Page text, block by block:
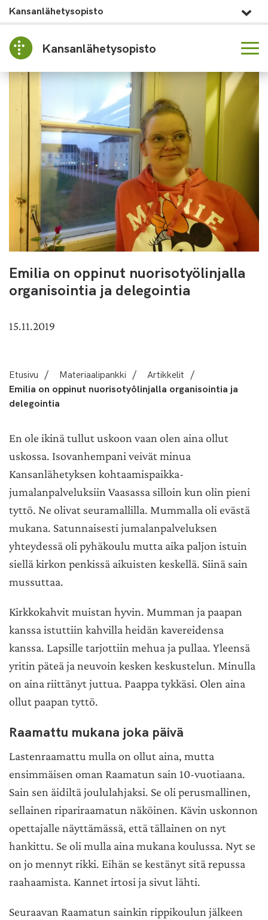
Kansanlähetysopisto
Kansanlähetysopisto
Emilia on oppinut nuorisotyölinjalla
organisointia ja delegointia
15.11.2019
Etusivu / Materiaalipankki / Artikkelit /
Emilia on oppinut nuorisotyölinjalla organisointia ja
delegointia
En ole ikinä tullut uskoon vaan olen aina ollut
uskossa. Isovanhempani veivät minua
Kansanlähetyksen kohtaamispaikka-
jumalanpalveluksiin Vaasassa silloin kun olin pieni
tyttö. Ne olivat seuramallilla. Mummalla oli evästä
mukana. Satunnaisesti jumalanpalveluksen
yhteydessä oli pyhäkoulu mutta aika paljon istuin
siellä kirkon penkissä aikuisten keskellä. Siinä sain
mussuttaa.
Kirkkokahvit muistan hyvin. Mumman ja paapan
kanssa istuttiin kahvilla heidän kavereidensa
kanssa. Lapsille tarjottiin mehua ja pullaa. Yleensä
yritin päteä ja neuvoin kesken keskustelun. Minulla
on aina riittänyt juttua. Paappa tykkäsi. Olen aina
ollut paapan tyttö.
Raamattu mukana joka päivä
Lastenraamattu mulla on ollut aina, mutta
ensimmäisen oman Raamatun sain 10-vuotiaana.
Sain sen äidiltä joululahjaksi. Se oli perusmallinen,
sellainen ripariraamatun näköinen. Kävin uskonnon
opettajalle näyttämässä, että tällainen on nyt
hankittu. Se oli mulla aina mukana koulussa. Nyt se
on jo mennyt rikki. Eihän se kestänyt sitä repussa
raahaamista. Kannet irtosi ja sivut lähti.
Seuraavan Raamatun sainkin rippikoulun jälkeen